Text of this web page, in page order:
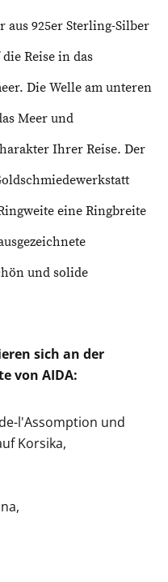
aus 925er Sterling-Silber
Reise in das
Die Welle am unteren
Meer und
Ihrer Reise. Der
eine Ringbreite
und solide
sich an der
von AIDA:
l'Assomption und
Korsika,